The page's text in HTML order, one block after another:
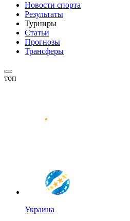
Новости спорта
Результаты
Турниры
Статьи
Прогнозы
Трансферы
топ
Украина